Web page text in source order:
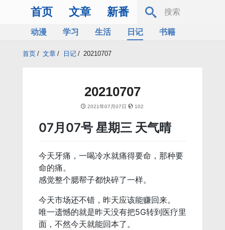
首页 文章 新番
动漫 学习 生活 日记
书籍
首页 / 文章 / 日记 / 20210707
20210707
2021年07月07日 102
07月07号 星期三 天气晴
今天牙痛，一喝冷水就痛得要命，那种要
命的痛。
感觉整个腮帮子都快碎了一样。
今天市场还不错，昨天应该能赚回来。
唯一遗憾的就是昨天没有把5G转到医疗里
面，不然今天就能回本了。